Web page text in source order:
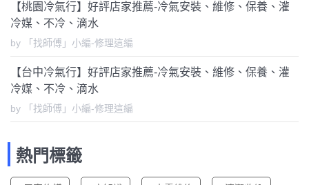
【桃園冷氣行】好評店家推薦-冷氣安裝、維修、保養、灌
冷媒、不冷、滴水
by 「找師傅」小編-修理這編
【台中冷氣行】好評店家推薦-冷氣安裝、維修、保養、灌
冷媒、不冷、滴水
by 「找師傅」小編-修理這編
熱門標籤